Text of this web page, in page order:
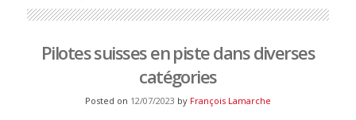
Pilotes suisses en piste dans diverses
catégories
Posted on 12/07/2023 by François Lamarche